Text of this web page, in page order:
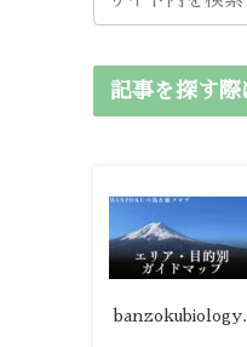
記事を探す際